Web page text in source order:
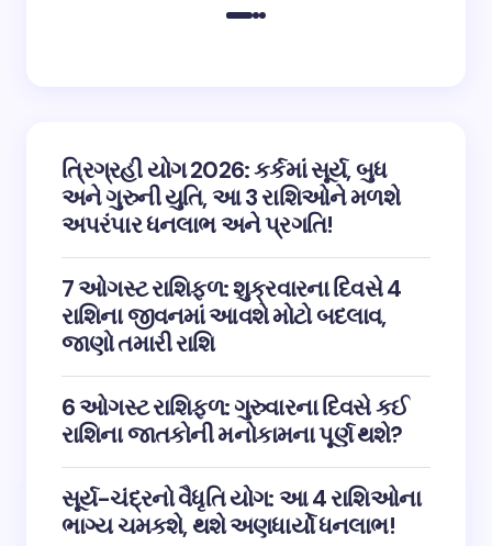
ત્રિગ્રહી યોગ 2026: કર્કમાં સૂર્ય, બુધ
અને ગુરુની યુતિ, આ 3 રાશિઓને મળશે
અપરંપાર ધનલાભ અને પ્રગતિ!
7 ઓગસ્ટ રાશિફળ: શુક્રવારના દિવસે 4
રાશિના જીવનમાં આવશે મોટો બદલાવ,
જાણો તમારી રાશિ
6 ઓગસ્ટ રાશિફળ: ગુરુવારના દિવસે કઈ
રાશિના જાતકોની મનોકામના પૂર્ણ થશે?
સૂર્ય-ચંદ્રનો વૈધૃતિ યોગ: આ 4 રાશિઓના
ભાગ્ય ચમકશે, થશે અણધાર્યો ધનલાભ!